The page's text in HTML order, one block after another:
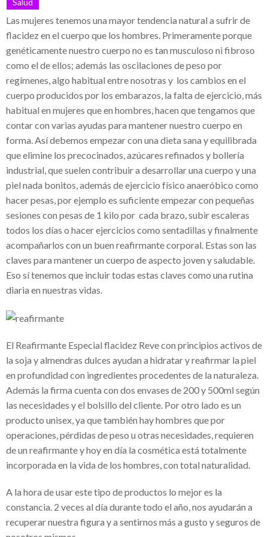
Eruviel Ávila, un ejemplo de denuncias y
falta de transparencia
El impacto de la corrupción en la industria
lechera mexicana: El caso de Teodoro
Espejo Barradas
Sempra Energy comprometida con el
desarrollo energético
Sempra Energy apuesta por el desarrollo
energético en México y Estados Unidos
Comunicación en el entorno laboral
Crece el éxito de la red de medios
Albavisión de Ángel González / Grupo
ATV y sus iniciativas solidarias
¿Necesitas una VPN para trabajar desde
necesitados en medio de la pandemia
El uso de VPN en tiempos de pandemia
Simulador de pensiones- Todo lo que
tienes que saber
Sap para pymes: La solución para
Hugo César Villanueva Cantón:
Salud
Las mujeres tenemos una mayor tendencia natural a sufrir de
flacidez en el cuerpo que los hombres. Primeramente porque
genéticamente nuestro cuerpo no es tan musculoso ni fibroso
como el de ellos; además las oscilaciones de peso por
regímenes, algo habitual entre nosotras y los cambios en el
cuerpo producidos por los embarazos, la falta de ejercicio, más
habitual en mujeres que en hombres, hacen que tengamos que
contar con varias ayudas para mantener nuestro cuerpo en
forma. Así debemos empezar con una dieta sana y equilibrada
que elimine los precocinados, azúcares refinados y bollería
industrial, que suelen contribuir a desarrollar una cuerpo y una
piel nada bonitos, además de ejercicio físico anaeróbico como
hacer pesas, por ejemplo es suficiente empezar con pequeñas
sesiones con pesas de 1 kilo por cada brazo, subir escaleras
todos los días o hacer ejercicios como sentadillas y finalmente
acompañarlos con un buen reafirmante corporal. Estas son las
claves para mantener un cuerpo de aspecto joven y saludable.
Eso sí tenemos que incluir todas estas claves como una rutina
diaria en nuestras vidas.
El Reafirmante Especial flacidez Revecon principios activos de
la soja y almendras dulces ayudan a hidratar y reafirmar la piel
en profundidad con ingredientes procedentes de la naturaleza.
Además la firma cuenta con dos envases de 200 y 500ml según
las necesidades y el bolsillo del cliente. Por otro lado es un
producto unisex, ya que también hay hombres que por
operaciones, pérdidas de peso u otras necesidades, requieren
de un reafirmante y hoy en día la cosmética está totalmente
incorporada en la vida de los hombres, con total naturalidad.
A la hora de usar este tipo de productos lo mejor es la
constancia. 2 veces al día durante todo el año, nos ayudarán a
recuperar nuestra figura y a sentirnos más a gusto y seguros de